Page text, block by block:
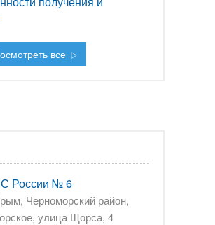
все
России № 6
Черноморский район,
улица Щорса, 4